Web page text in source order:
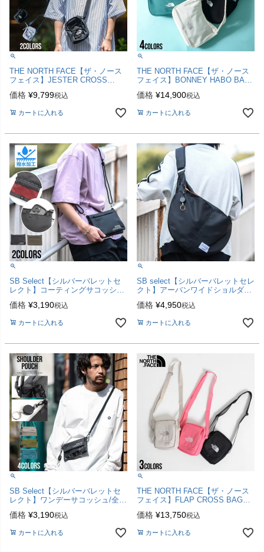
THE NORTH FACE【ザ・ノース
フェイス】JESTER CROSS
価格 ¥9,799税込
カートに入れる
THE NORTH FACE【ザ・ノース
フェイス】BONNEY HABO BAG
価格 ¥14,900税込
カートに入れる
SB Select【シルバーバレットセ
レクト】コーティングサコッシュ/
価格 ¥3,190税込
カートに入れる
SB select【シルバーバレットセレ
クト】アーバンワイドショルダー/
価格 ¥4,950税込
カートに入れる
SB Select【シルバーバレットセ
レクト】ワンデーサコッシュ/全4
価格 ¥3,190税込
カートに入れる
THE NORTH FACE【ザ・ノース
フェイス】FLAP CROSS BAG
価格 ¥13,750税込
カートに入れる